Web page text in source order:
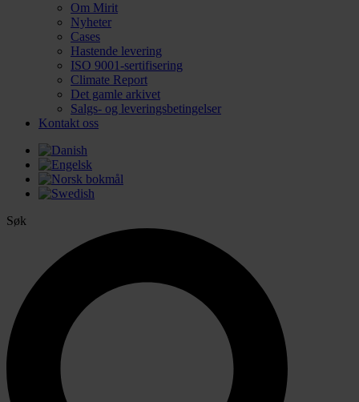
Om Mirit
Nyheter
Cases
Hastende levering
ISO 9001-sertifisering
Climate Report
Det gamle arkivet
Salgs- og leveringsbetingelser
Kontakt oss
Søk